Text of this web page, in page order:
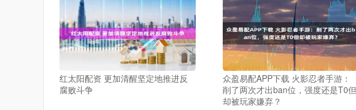
红太阳配资 更加清醒坚定地推进反
腐败斗争
众盈易配APP下载 火影忍者手游：
削了两次才出ban位，强度还是T0但
却被玩家嫌弃？